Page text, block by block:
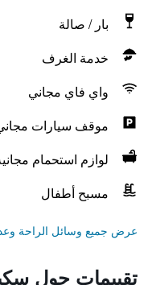
بار / صالة
خدمة الغرف
واي فاي مجاني
موقف سيارات
لوازم استحمام
مسبح أطفال
عرض جميع وسائل الراحة
تقييمات حول